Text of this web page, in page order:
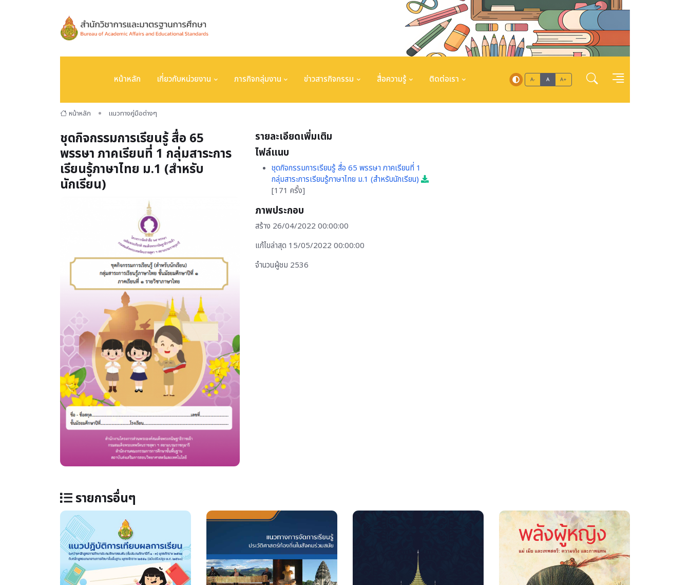
หน้าหลัก เกี่ยวกับหน่วยงาน ภารกิจกลุ่มงาน ข่าวสารกิจกรรม สื่อความรู้ ติดต่อเรา A- A A+
หน้าหลัก แนวทางคู่มือต่างๆ
ชุดกิจกรรมการเรียนรู้ สื่อ 65
พรรษา ภาคเรียนที่ 1 กลุ่มสาระการ
เรียนรู้ภาษาไทย ม.1 (สำหรับ
นักเรียน)
รายละเอียดเพิ่มเติม
ไฟล์แนบ
ชุดกิจกรรมการเรียนรู้ สื่อ 65 พรรษา ภาคเรียนที่ 1
กลุ่มสาระการเรียนรู้ภาษาไทย ม.1 (สำหรับนักเรียน)
[171 ครั้ง]
ภาพประกอบ
สร้าง 26/04/2022 00:00:00
แก้ไขล่าสุด 15/05/2022 00:00:00
จำนวนผู้ชม 2536
รายการอื่นๆ